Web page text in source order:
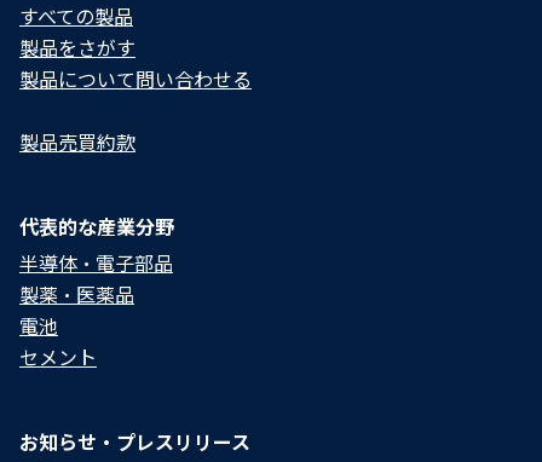
すべての製品
製品をさがす
製品について問い合わせる​
製品売買約款
代表的な産業分野
半導体・電子部品
製薬・医薬品
電池
セメント
お知らせ・プレスリリース